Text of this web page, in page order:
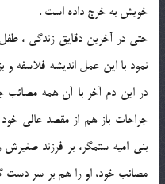
خويش به خرج داده است .
حتى در آخرين دقايق زندگى ،
نمود با اين عمل انديشه فلاسفه
در اين دم آخر با آن همه مصائب
جراحات باز هم از مقصد عالى
بنى اميه ستمگر، بر فرزند
مصائب خود، او را هم بر سر